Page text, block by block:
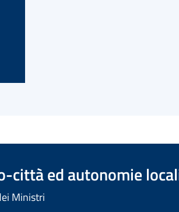
città ed autonomie
Ministri